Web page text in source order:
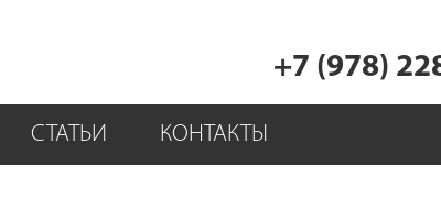
+7 (978)
СТАТЬИ КОНТАКТЫ